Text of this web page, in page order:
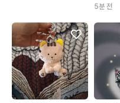
5분 전